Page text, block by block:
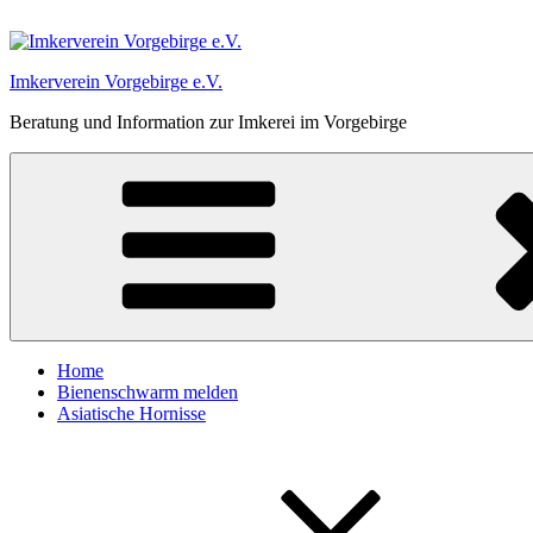
Inhalt
Imkerverein Vorgebirge e.V.
Beratung und Information zur Imkerei im Vorgebirge
Home
Bienenschwarm melden
Asiatische Hornisse